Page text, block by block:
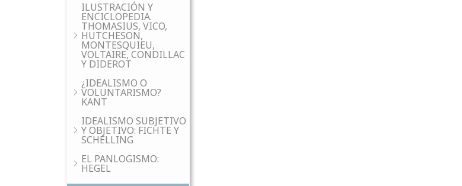
ILUSTRACIÓN Y
ENCICLOPEDIA.
THOMASIUS, VICO,
HUTCHESON,
MONTESQUIEU,
VOLTAIRE, CONDILLAC
Y DIDEROT
¿IDEALISMO O
VOLUNTARISMO?
KANT
IDEALISMO SUBJETIVO
Y OBJETIVO: FICHTE Y
SCHELLING
EL PANLOGISMO:
HEGEL